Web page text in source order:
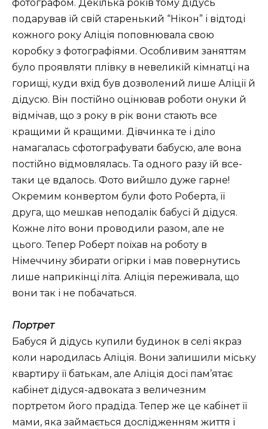
фотографом. Декілька років тому дідусь
подарував їй свій старенький “Нікон” і відтоді
кожного року Аліція поповнювала свою
коробку з фотографіями. Особливим заняттям
було проявляти плівку в невеликій кімнатці на
горищі, куди вхід був дозволений лише Аліції й
дідусю. Він постійно оцінював роботи онуки й
відмічав, що з року в рік вони стають все
кращими й кращими. Дівчинка те і діло
намагалась сфотографувати бабусю, але вона
постійно відмовлялась. Та одного разу їй все-
таки це вдалось. Фото вийшло дуже гарне!
Окремим конвертом були фото Роберта, її
друга, що мешкав неподалік бабусі й дідуся.
Кожне літо вони проводили разом, але не
цього. Тепер Роберт поїхав на роботу в
Німеччину збирати огірки і мав повернутись
лише наприкінці літа. Аліція переживала, що
вони так і не побачаться.
Портрет
Бабуся й дідусь купили будинок в селі якраз
коли народилась Аліція. Вони залишили міську
квартиру її батькам, але Аліція досі пам’ятає
кабінет дідуся-адвоката з величезним
портретом його прадіда. Тепер же це кабінет її
мами, яка займається дослідженням життя і